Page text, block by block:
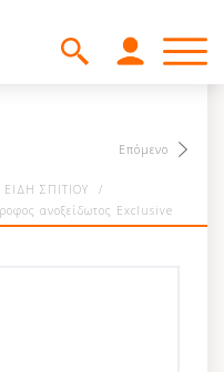
Επόμενο
ΕΙΔΗ ΣΠΙΤΙΟΥ
/
ανοξείδωτος Exclusive